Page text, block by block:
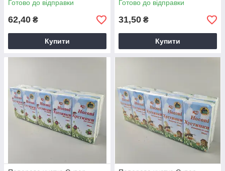
Готово до відправки
62,40 ₴
Купити
Готово до відправки
31,50 ₴
Купити